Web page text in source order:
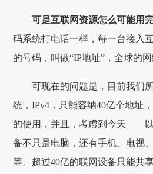
可是互联网资源怎么可能用
码系统打电话一样，每一台接入
的号码，叫做“IP地址”，全球的网
可现在的问题是，目前我们
统，IPv4，只能容纳40亿个地址
的使用，并且，考虑到今天——
备不只是电脑，还有手机、电视
等。超过40亿的联网设备只能共